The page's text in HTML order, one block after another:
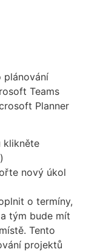
plánování
Teams
Planner
klikněte
nový úkol
o termíny,
tým bude mít
Tento
projektů